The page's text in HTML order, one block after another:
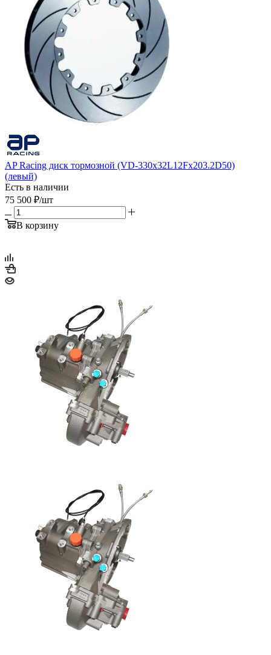
AP Racing диск тормозной (VD-330x32L12Fx203.2D50)
(левый)
Есть в наличии
75 500 ₽/шт
В корзину